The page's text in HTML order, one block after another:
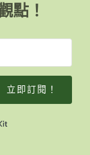
點！
立即訂閱！